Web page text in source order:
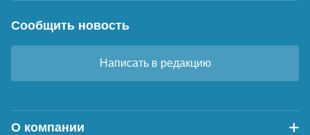
Сообщить новость
Написать в редакцию
О компании